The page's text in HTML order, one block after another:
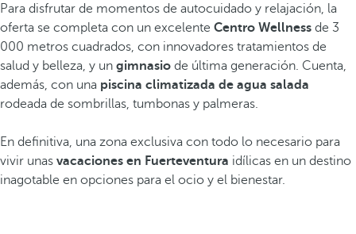
Para disfrutar de momentos de autocuidado y relajación, la
oferta se completa con un excelente Centro Wellness de 3
000 metros cuadrados, con innovadores tratamientos de
salud y belleza, y un gimnasio de última generación. Cuenta,
además, con una piscina climatizada de agua salada
rodeada de sombrillas, tumbonas y palmeras.
En definitiva, una zona exclusiva con todo lo necesario para
vivir unas vacaciones en Fuerteventura idílicas en un destino
inagotable en opciones para el ocio y el bienestar.